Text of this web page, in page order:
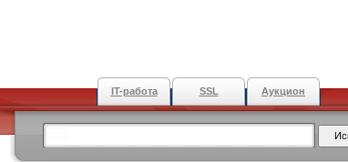
IT-работа SSL Аукцион